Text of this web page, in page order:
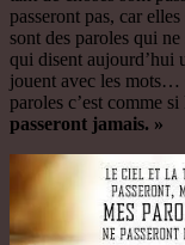
passeront pas, car
sont des paroles qui
qui disent aujourd’hui
jouent avec les mots…
paroles c’est comme
passeront jamais. »